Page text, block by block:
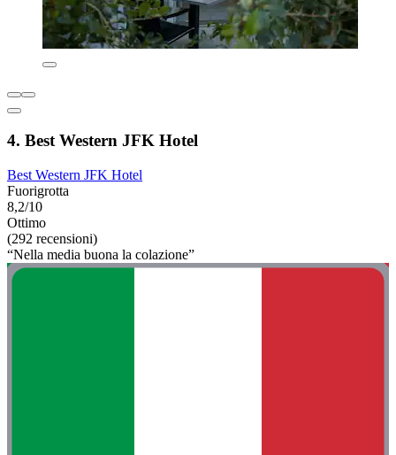
4. Best Western JFK Hotel
Best Western JFK Hotel
Fuorigrotta
8,2/10
Ottimo
(292 recensioni)
“Nella media buona la colazione”